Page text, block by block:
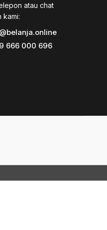
atau chat
kami:
666 000 696